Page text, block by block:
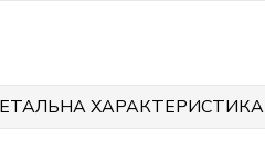
ХАРАКТЕРИСТИКА